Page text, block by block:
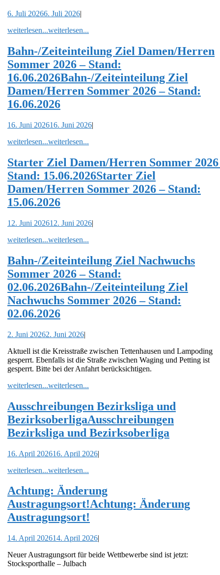
6. Juli 20266. Juli 2026|
weiterlesen...weiterlesen...
Bahn-/Zeiteinteilung Ziel Damen/Herren
Sommer 2026 – Stand:
16.06.2026Bahn-/Zeiteinteilung Ziel
Damen/Herren Sommer 2026 – Stand:
16.06.2026
16. Juni 202616. Juni 2026|
weiterlesen...weiterlesen...
Starter Ziel Damen/Herren Sommer
Stand: 15.06.2026Starter Ziel
Damen/Herren Sommer 2026 – Stand:
15.06.2026
12. Juni 202612. Juni 2026|
weiterlesen...weiterlesen...
Bahn-/Zeiteinteilung Ziel Nachwuchs
Sommer 2026 – Stand:
02.06.2026Bahn-/Zeiteinteilung Ziel
Nachwuchs Sommer 2026 – Stand:
02.06.2026
2. Juni 20262. Juni 2026|
Aktuell ist die Kreisstraße zwischen Tettenhausen und Lampoding
gesperrt. Ebenfalls ist die Straße zwischen Waging und Petting ist
gesperrt. Bitte bei der Anfahrt berücksichtigen.
weiterlesen...weiterlesen...
Ausschreibungen Bezirksliga und
BezirksoberligaAusschreibungen
Bezirksliga und Bezirksoberliga
16. April 202616. April 2026|
weiterlesen...weiterlesen...
Achtung: Änderung
Austragungsort!Achtung: Änderung
Austragungsort!
14. April 202614. April 2026|
Neuer Austragungsort für beide Wettbewerbe sind ist jetzt:
Stocksporthalle – Julbach